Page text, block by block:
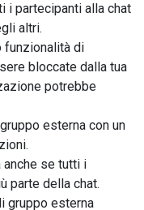
i partecipanti alla chat
altri.
funzionalità di
bloccate dalla tua
potrebbe
esterna con un
anche se tutti i
parte della chat.
gruppo esterna